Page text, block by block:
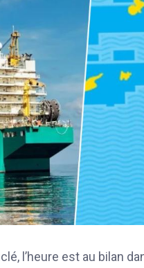
l’heure est au bilan